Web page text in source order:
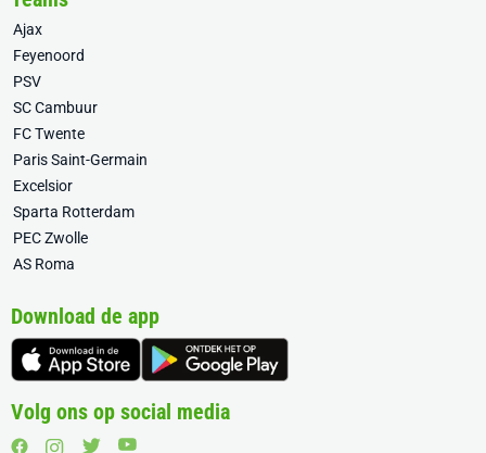
Ajax
Feyenoord
PSV
SC Cambuur
FC Twente
Paris Saint-Germain
Excelsior
Sparta Rotterdam
PEC Zwolle
AS Roma
Download de app
Volg ons op social media